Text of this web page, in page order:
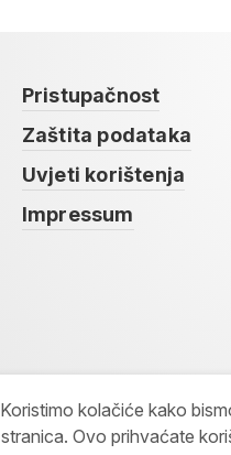
Pristupačnost
Zaštita podataka
Uvjeti korištenja
Impressum
Koristimo kolačiće kako
stranica. Ovo prihvaćate